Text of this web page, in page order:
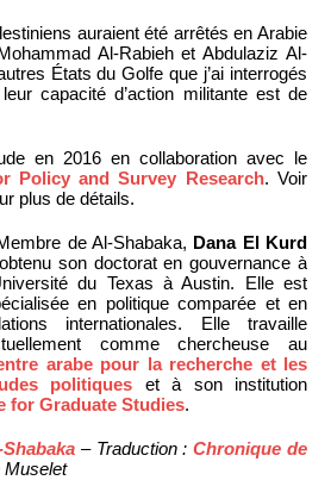
auraient été arrêtés en Arabie
Al-Rabieh et Abdulaziz Al-
États du Golfe que j’ai interrogés
capacité d’action militante est de
en 2016 en collaboration avec le
Policy and Survey Research. Voir
plus de détails.
de Al-Shabaka, Dana El Kurd
son doctorat en gouvernance à
du Texas à Austin. Elle est
en politique comparée et en
internationales. Elle travaille
comme chercheuse au
arabe pour la recherche et les
politiques et à son institution
for Graduate Studies.
– Traduction :Chronique de
Muselet